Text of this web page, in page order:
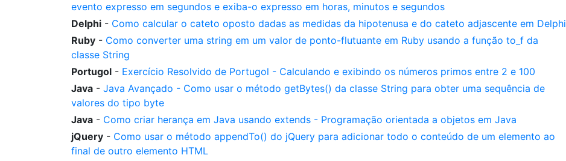
evento expresso em segundos e exiba-o expresso em horas, minutos e segundos
Delphi - Como calcular o cateto oposto dadas as medidas da hipotenusa e do cateto adjascente em Delphi
Ruby - Como converter uma string em um valor de ponto-flutuante em Ruby usando a função to_f da
classe String
Portugol - Exercício Resolvido de Portugol - Calculando e exibindo os números primos entre 2 e 100
Java - Java Avançado - Como usar o método getBytes() da classe String para obter uma sequência de
valores do tipo byte
Java - Como criar herança em Java usando extends - Programação orientada a objetos em Java
jQuery - Como usar o método appendTo() do jQuery para adicionar todo o conteúdo de um elemento ao
final de outro elemento HTML